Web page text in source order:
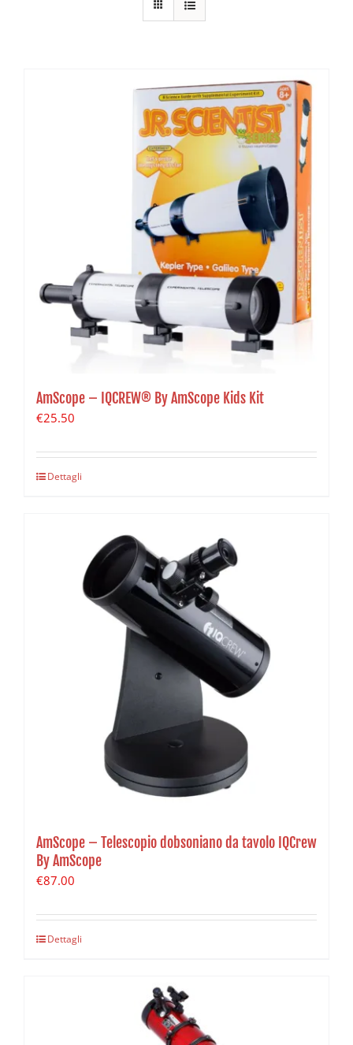
AmScope – IQCREW® By AmScope Kids Kit
€25.50
Dettagli
AmScope – Telescopio dobsoniano da tavolo IQCrew
By AmScope
€87.00
Dettagli